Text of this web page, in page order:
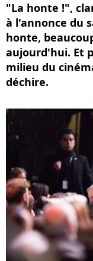
"La honte !",
à l'annonce du
honte,
aujourd'hui. Et
milieu du
déchire.